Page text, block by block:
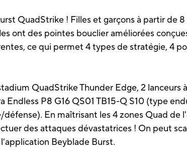
QuadStrike ! Filles et garçons à partir de 8
ont des pointes bouclier améliorées
ce qui permet 4 types de stratégie, 4
QuadStrike Thunder Edge, 2 lanceurs
P8 G16 QS01 TB15-Q S10 (type
En maîtrisant les 4 zones Quad de
des attaques dévastatrices ! On peut
Beyblade Burst.